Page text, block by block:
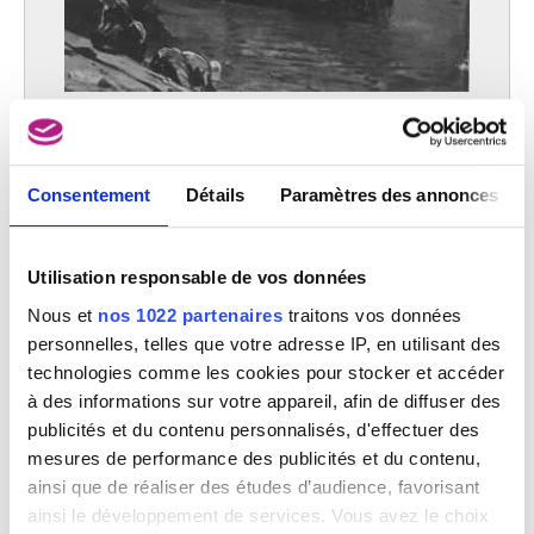
Consentement Détails Paramètres des annonces
Utilisation responsable de vos données
Nous et nos 1022 partenaires traitons vos données
personnelles, telles que votre adresse IP, en utilisant des
technologies comme les cookies pour stocker et accéder
à des informations sur votre appareil, afin de diffuser des
publicités et du contenu personnalisés, d'effectuer des
mesures de performance des publicités et du contenu,
ainsi que de réaliser des études d’audience, favorisant
ainsi le développement de services. Vous avez le choix
Anvers 1702 - Florence (Italie) 1780
Janssens René-Emmanuel
Bruxelles 1870 - Ixelles / Bruxelles 1936
Bruxelles 1658 - 1736
Japon
XIXe siècle
Japon, période Meiji
Japon, période Tokugawa
1602-1868
Jaquet Jacques
Anvers 1828 - Saint-Josse-ten-Noode / Bruxelles 1899
Jaquet Jean-Joseph
Anvers 1822 - Schaerbeek / Bruxelles 1898
Jefferys Marcel
Milan (Italie) 1872 - Bruxelles 1924
Le port
Johan-Bartold Jongkind